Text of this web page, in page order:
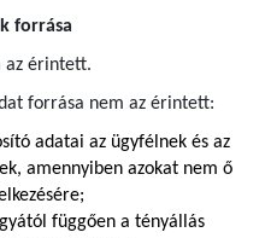
forrása
az érintett.
forrása nem az érintett:
adatai az ügyfélnek és az
amennyiben azokat nem ő
függően a tényállás